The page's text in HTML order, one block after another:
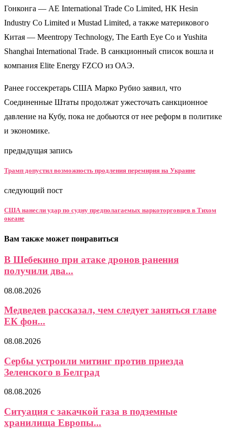
Гонконга — AE International Trade Co Limited, HK Hesin
Industry Co Limited и Mustad Limited, а также материкового
Китая — Meentropy Technology, The Earth Eye Co и Yushita
Shanghai International Trade. В санкционный список вошла и
компания Elite Energy FZCO из ОАЭ.
Ранее госсекретарь США Марко Рубио заявил, что
Соединенные Штаты продолжат ужесточать санкционное
давление на Кубу, пока не добьются от нее реформ в политике
и экономике.
предыдущая запись
Трамп допустил возможность продления перемирия на Украине
следующий пост
США нанесли удар по судну предполагаемых наркоторговцев в Тихом
океане
Вам также может понравиться
В Шебекино при атаке дронов ранения
получили два...
08.08.2026
Медведев рассказал, чем следует заняться главе
ЕК фон...
08.08.2026
Сербы устроили митинг против приезда
Зеленского в Белград
08.08.2026
Ситуация с закачкой газа в подземные
хранилища Европы...